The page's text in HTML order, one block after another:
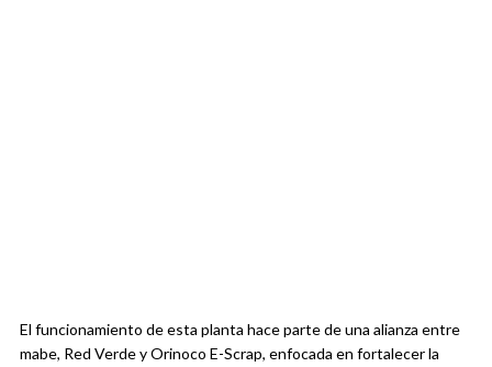
El funcionamiento de esta planta hace parte de una alianza entre
mabe, Red Verde y Orinoco E-Scrap, enfocada en fortalecer la